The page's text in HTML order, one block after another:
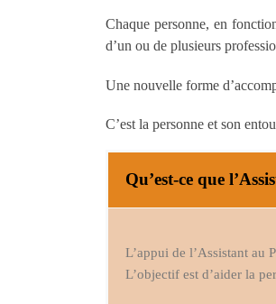
Chaque personne, en
d’un ou de plusieurs
Une nouvelle forme
C’est la personne et son
Qu’est-ce que
L’appui de l’Assistant au
L’objectif est d’aider la